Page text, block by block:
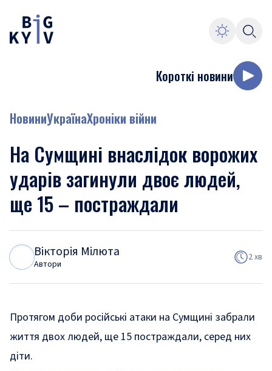
Короткі новини
НовиниУкраїнаХроніки війни
На Сумщині внаслідок ворожих
ударів загинули двоє людей,
ще 15 – постраждали
Вікторія Мілюта
Автори
2 хв
Протягом доби російські атаки на Сумщині забрали
життя двох людей, ще 15 постраждали, серед них
діти.